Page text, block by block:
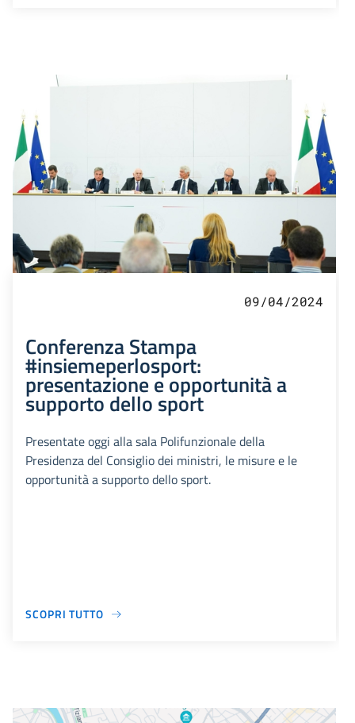
09/04/2024
Conferenza Stampa
#insiemeperlosport:
presentazione e opportunità a
supporto dello sport
Presentate oggi alla sala Polifunzionale della
Presidenza del Consiglio dei ministri, le misure e le
opportunità a supporto dello sport.
SCOPRI TUTTO